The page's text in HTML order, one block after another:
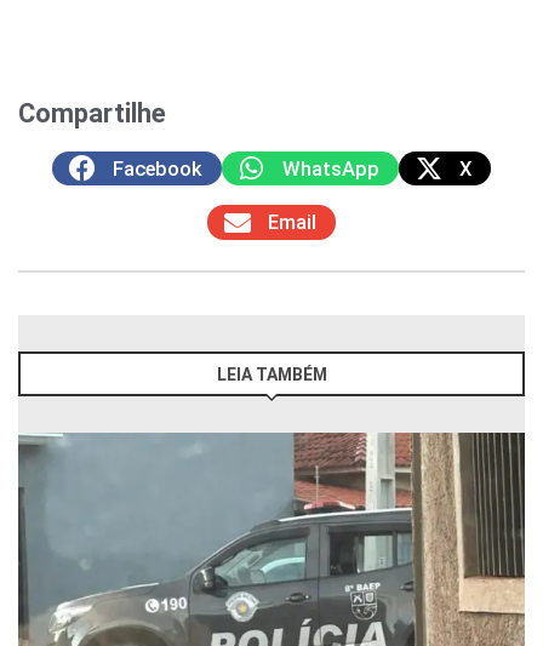
Compartilhe
Facebook WhatsApp X
Email
LEIA TAMBÉM